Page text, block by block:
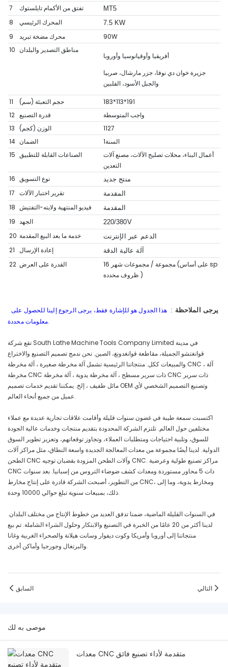
7
تفتق من الأكمام تايلستوك MT5
8 المحرك الرئيسي 7.5 KW
9 محرك مضخة تبريد
90W
10 مناطق التصدير والبلدان
أفريقيا وأوقيانوسيا وأوروبا
جزيرة خوان دي نوفا، جزر مارشال، صربيا
والجبل الأسود، الفلبين
11 حجم التعبئة (سم)
183*113*191
12 قدرة التصنيع
واجب المتوسطة
13 الوزن (كجم)
1127
14 الضمان
السنة1
15 الصناعات القابلة للتطبيق
أعمال البناء، محلات تصليح الآلات، مصنع آلات
التعدين
16 نوع التسويق منتج جديد
17 تقرير اختبار الآلات المقدمة
18 فيديو المنتهية ولايته-التفتيش المقدمة
19 الجهد 220/380V
20 خدمة ما بعد البيع المقدمة الدعم عبر الإنترنت
21 إعادة الإرسال آلة عالية الدقة
22 القدرة على العرض
16 مجموعة / مجموعات شهر (على أساس sp
)
يرجى الملاحظة : هذا الجدول هو للإشارة فقط، يرجى الرجوع إلينا للحصول على
معلومات محددة.
تقع شركة South Lathe Machine Tools Company Limited في مدينة
قوانغتشو الجميلة، مقاطعة قوانغدونغ، الصين. نحن ندمج تصميم التصنيع والاختراع
والمبيعات ككل. منتجاتنا الرئيسية تشمل آلة مخرطة صغيرة ، آلة مخرطة CNC ، آلة
مخرطة CNC ذات سرير مسطح ، آلة مخرطة يدوية ، آلة مخرطة CNC ذات سرير
مائل طفيف ، إلخ. يمكننا تقديم خدمات تصميم OEM وتصنيع التصميم الشخصي لأي
عميل من جميع أنحاء العالم.
اكتسبت سمعة طيبة في غضون سنوات قليلة وأقامت علاقات تجارية عديدة مع عملاء
مختلفين حول العالم. تلتزم الشركة المحدودة بتقديم منتجات وخدمات عالية الجودة
للسوق، وتلبية احتياجات ومتطلبات العملاء، وتجاوز توقعاتهم، وتعزيز تطوير السوق
الدولية. لدينا أيضًا مجموعة من معدات المعالجة الجديدة واسعة النطاق، مثل مراكز آلات
الطحن CNC وآلات الطحن المزودة بقضبان توجيه CNC. مراكز تصنيع طولية وعرضية
CNC ذات 5 محاور مستوردة ومعدات كشف ضوضاء التروس من إسبانيا. بعد سنوات
من التطوير، أصبحت الشركة قادرة على إنتاج مخارط CNC، ومخارط يدوية، وما إلى
ذلك، بمبيعات سنوية تبلغ حوالي 10000 وحدة.
في السنوات القليلة الماضية، ضمنا تدفق العديد من خطوط الإنتاج من مختلف البلدان.
لدينا أكثر من 20 عامًا من الخبرة في التصنيع والابتكار وحلول الشراء الشاملة. تم بيع
منتجاتنا إلى أوروبا وأمريكا وكوت ديفوار وسانت هيلانة والصحراء الغربية وغانا
والبرتغال وجورجيا وأماكن أخرى.
السابق التالي
موصى به لك
معدات CNC متقدمة لأداء تصنيع فائق